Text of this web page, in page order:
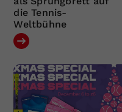
die Tennis-
Weltbühne